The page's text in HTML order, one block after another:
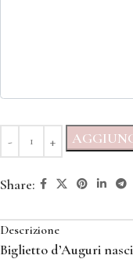
Share:
Descrizione
Biglietto d’Auguri